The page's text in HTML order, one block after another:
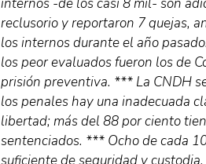
reclusorio y reportaron 7 quejas,
los internos durante el año
los peor evaluados fueron los de
prisión preventiva. *** La CNDH
los penales hay una inadecuada
libertad; más del 88 por ciento
sentenciados. *** Ocho de cada
suficiente de seguridad y